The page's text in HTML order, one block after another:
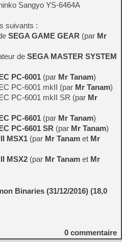
Sangyo YS-6464A
suivants :
SEGA GAME GEAR (par Mr
de SEGA MASTER SYSTEM
PC-6001 (par Mr Tanam)
PC-6001 mkII (par Mr Tanam)
PC-6001 mkII SR (par Mr
PC-6601 (par Mr Tanam)
PC-6601 SR (par Mr Tanam)
MSX1 (par Mr Tanam et Mr
MSX2 (par Mr Tanam et Mr
Binaries (31/12/2016) (18,0
0 commentaire